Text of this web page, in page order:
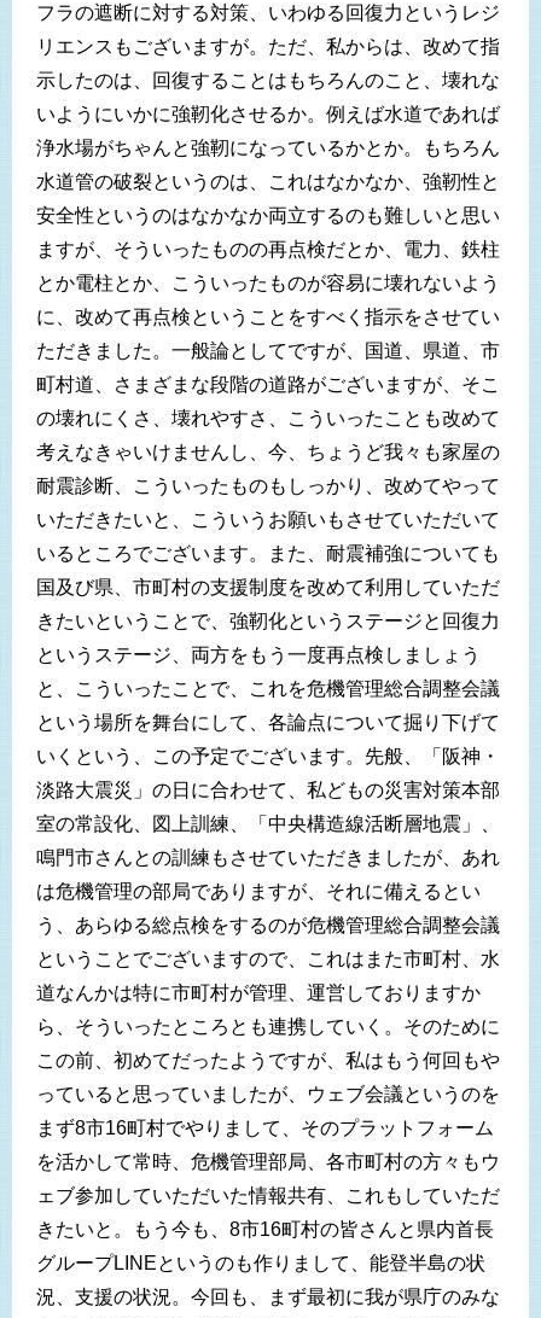
フラの遮断に対する対策、いわゆる回復力というレジ
リエンスもございますが。ただ、私からは、改めて指
示したのは、回復することはもちろんのこと、壊れな
いようにいかに強靭化させるか。例えば水道であれば
浄水場がちゃんと強靭になっているかとか。もちろん
水道管の破裂というのは、これはなかなか、強靭性と
安全性というのはなかなか両立するのも難しいと思い
ますが、そういったものの再点検だとか、電力、鉄柱
とか電柱とか、こういったものが容易に壊れないよう
に、改めて再点検ということをすべく指示をさせてい
ただきました。一般論としてですが、国道、県道、市
町村道、さまざまな段階の道路がございますが、そこ
の壊れにくさ、壊れやすさ、こういったことも改めて
考えなきゃいけませんし、今、ちょうど我々も家屋の
耐震診断、こういったものもしっかり、改めてやって
いただきたいと、こういうお願いもさせていただいて
いるところでございます。また、耐震補強についても
国及び県、市町村の支援制度を改めて利用していただ
きたいということで、強靭化というステージと回復力
というステージ、両方をもう一度再点検しましょう
と、こういったことで、これを危機管理総合調整会議
という場所を舞台にして、各論点について掘り下げて
いくという、この予定でございます。先般、「阪神・
淡路大震災」の日に合わせて、私どもの災害対策本部
室の常設化、図上訓練、「中央構造線活断層地震」、
鳴門市さんとの訓練もさせていただきましたが、あれ
は危機管理の部局でありますが、それに備えるとい
う、あらゆる総点検をするのが危機管理総合調整会議
ということでございますので、これはまた市町村、水
道なんかは特に市町村が管理、運営しておりますか
ら、そういったところとも連携していく。そのために
この前、初めてだったようですが、私はもう何回もや
っていると思っていましたが、ウェブ会議というのを
まず8市16町村でやりまして、そのプラットフォーム
を活かして常時、危機管理部局、各市町村の方々もウ
ェブ参加していただいた情報共有、これもしていただ
きたいと。もう今も、8市16町村の皆さんと県内首長
グループLINEというのも作りまして、能登半島の状
況、支援の状況。今回も、まず最初に我が県庁のみな